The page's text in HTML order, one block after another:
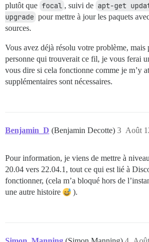
plutôt que focal , suivi de apt-get
upgrade pour mettre à jour les paquets
sources.
Vous avez déjà résolu votre problème, mais
personne qui trouverait ce fil, je vous ferai
vous dire si cela fonctionne comme je m’y
supplémentaires sont nécessaires.
Benjamin_D (Benjamin Decotte) Août
3
Pour information, je viens de mettre à
20.04 vers 22.04.1, tout ce qui est lié à
fonctionner, (cela m’a bloqué hors de
une autre histoire
).